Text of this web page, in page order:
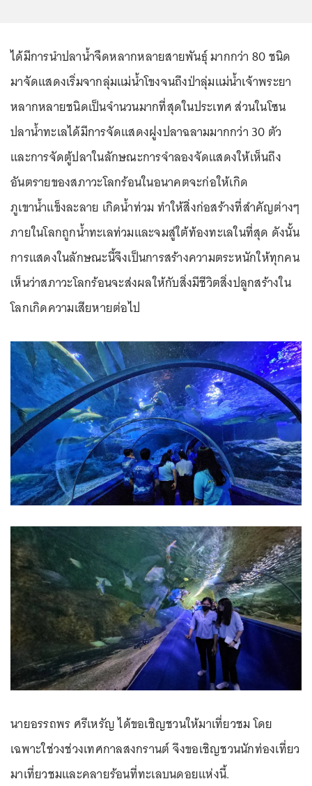
ได้มีการนำปลาน้ำจืดหลากหลายสายพันธุ์ มากกว่า 80 ชนิด
มาจัดแสดงเริ่มจากลุ่มแม่น้ำโขงจนถึงป่าลุ่มแม่น้ำเจ้าพระยา
หลากหลายชนิดเป็นจำนวนมากที่สุดในประเทศ ส่วนในโซน
ปลาน้ำทะเลได้มีการจัดแสดงฝูงปลาฉลามมากกว่า 30 ตัว
และการจัดตู้ปลาในลักษณะการจำลองจัดแสดงให้เห็นถึง
อันตรายของสภาวะโลกร้อนในอนาคตจะก่อให้เกิด
ภูเขาน้ำแข็งละลาย เกิดน้ำท่วม ทำให้สิ่งก่อสร้างที่สำคัญต่างๆ
ภายในโลกถูกน้ำทะเลท่วมและจมสู่ใต้ท้องทะเลในที่สุด ดังนั้น
การแสดงในลักษณะนี้จึงเป็นการสร้างความตระหนักให้ทุกคน
เห็นว่าสภาวะโลกร้อนจะส่งผลให้กับสิ่งมีชีวิตสิ่งปลูกสร้างใน
โลกเกิดความเสียหายต่อไป
นายอรรถพร ศรีเหรัญ ได้ขอเชิญชวนให้มาเที่ยวชม โดย
เฉพาะใช่วงช่วงเทศกาลสงกรานต์ จึงขอเชิญชวนนักท่องเที่ยว
มาเที่ยวชมและคลายร้อนที่ทะเลบนดอยแห่งนี้.